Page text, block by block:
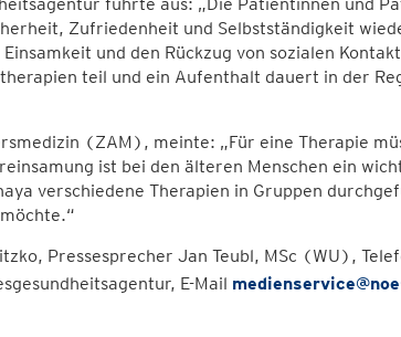
Zufriedenheit und Selbstständigkeit
und den Rückzug von sozialen
teil und ein Aufenthalt dauert in der
(ZAM), meinte: „Für eine Therapie
ist bei den älteren Menschen ein
verschiedene Therapien in Gruppen
Pressesprecher Jan Teubl, MSc (WU),
E-Mail